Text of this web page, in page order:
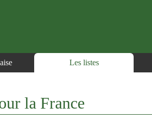
Les listes
la France